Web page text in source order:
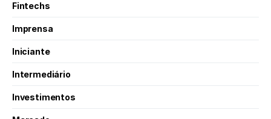
Fintechs
Imprensa
Iniciante
Intermediário
Investimentos